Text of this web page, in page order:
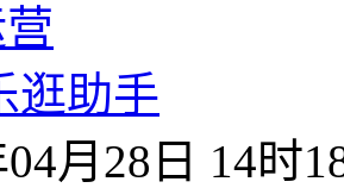
逛助手
月28日 14时